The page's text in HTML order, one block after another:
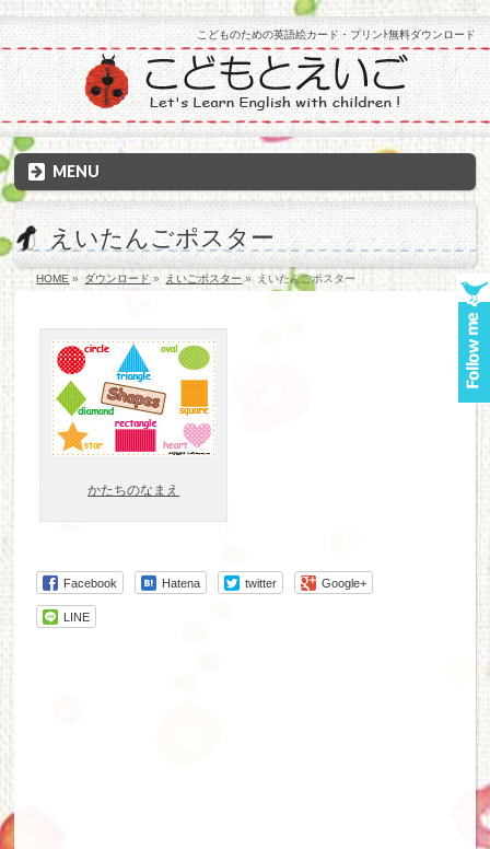
こどものための英語絵カード・プリンﾄ無料ダウンロード
MENU
えいたんごポスター
HOME » ダウンロード » えいごポスター » えいたんごポスター
かたちのなまえ
Facebook Hatena twitter Google+
LINE